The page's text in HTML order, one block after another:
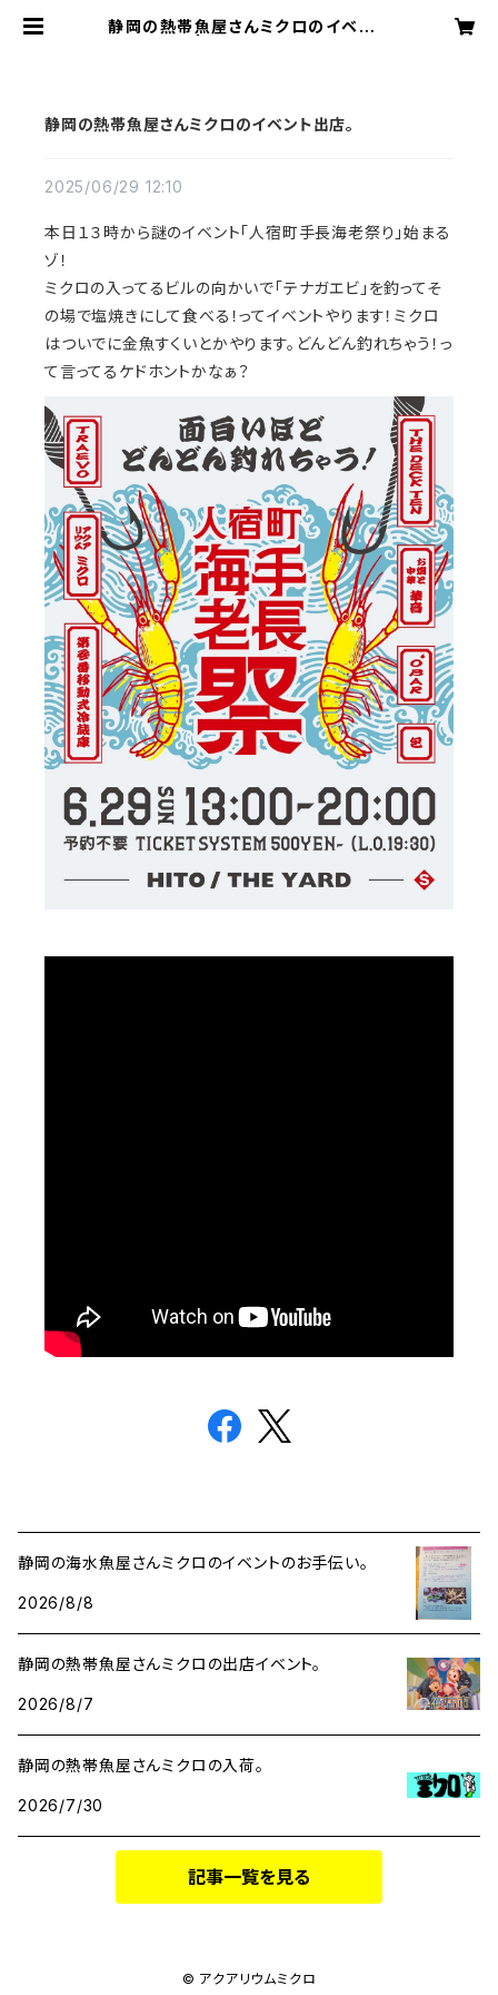
静岡の熱帯魚屋さんミクロのイベント
静岡の熱帯魚屋さんミクロのイベント出店。
2025/06/29 12:10
本日１３時から謎のイベント「人宿町手長海老祭り」始まる
ゾ！
ミクロの入ってるビルの向かいで「テナガエビ」を釣ってそ
の場で塩焼きにして食べる！ってイベントやります！ミクロ
はついでに金魚すくいとかやります。どんどん釣れちゃう！っ
て言ってるケドホントかなぁ？
静岡の海水魚屋さんミクロのイベントのお手伝い。
2026/8/8
静岡の熱帯魚屋さんミクロの出店イベント。
2026/8/7
静岡の熱帯魚屋さんミクロの入荷。
2026/7/30
記事一覧を見る
© アクアリウムミクロ